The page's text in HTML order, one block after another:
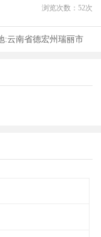
浏览次数： 52次
:云南省德宏州瑞丽市